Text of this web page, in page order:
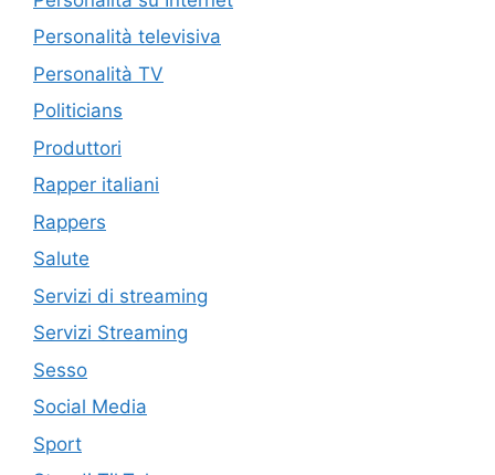
Personalità televisiva
Personalità TV
Politicians
Produttori
Rapper italiani
Rappers
Salute
Servizi di streaming
Servizi Streaming
Sesso
Social Media
Sport